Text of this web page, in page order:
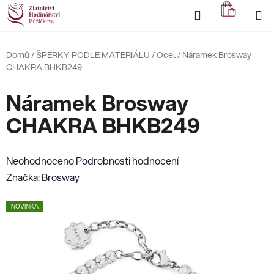
Přejít
na
obsah
Hledat
KOŠÍK
Domů /ŠPERKY PODLE MATERIÁLU /Ocel/ Náramek Brosway
CHAKRA BHKB249
Náramek Brosway
CHAKRA BHKB249
Průměrné
hodnocení
je
NeohodnocenoPodrobnosti hodnocení
Značka:Brosway
NOVINKA